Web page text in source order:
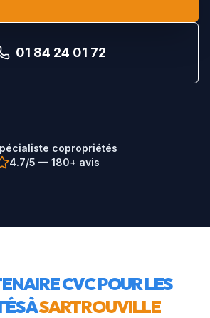
01 84 24 01 72
copropriétés
4.7/5 — 180+ avis
CVC POUR LES
ÀSARTROUVILLE